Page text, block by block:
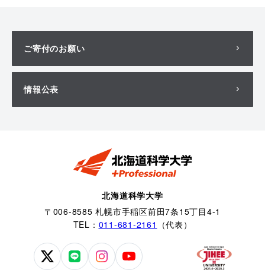
ご寄付のお願い
情報公表
北海道科学大学
〒006-8585 札幌市手稲区前田7条15丁目4-1
TEL： 011-681-2161 （代表）
北 北 北 北